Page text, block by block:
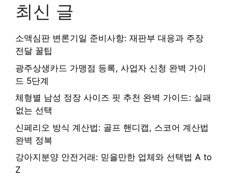
최신 글
소액심판 변론기일 준비사항: 재판부 대응과 주장
전달 꿀팁
광주상생카드 가맹점 등록, 사업자 신청 완벽 가이
드 5단계
체형별 남성 정장 사이즈 핏 추천 완벽 가이드: 실패
없는 선택
신페리오 방식 계산법: 골프 핸디캡, 스코어 계산법
완벽 정복
강아지분양 안전거래: 믿을만한 업체와 선택법 A to
Z